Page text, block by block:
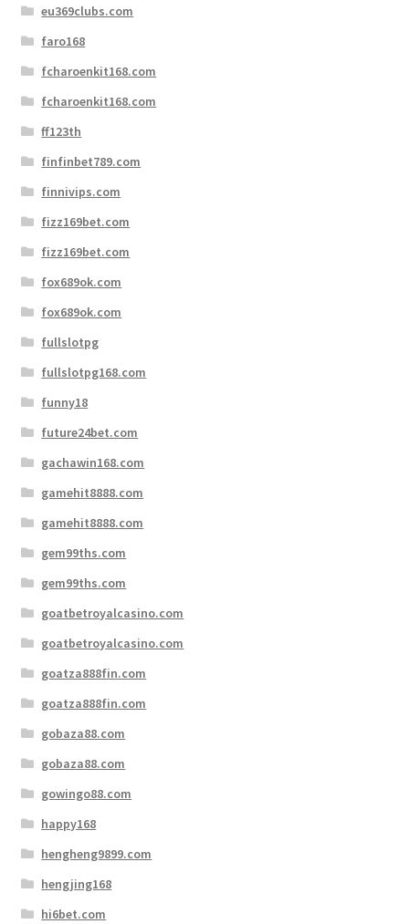
eu369clubs.com
faro168
fcharoenkit168.com
fcharoenkit168.com
ff123th
finfinbet789.com
finnivips.com
fizz169bet.com
fizz169bet.com
fox689ok.com
fox689ok.com
fullslotpg
fullslotpg168.com
funny18
future24bet.com
gachawin168.com
gamehit8888.com
gamehit8888.com
gem99ths.com
gem99ths.com
goatbetroyalcasino.com
goatbetroyalcasino.com
goatza888fin.com
goatza888fin.com
gobaza88.com
gobaza88.com
gowingo88.com
happy168
hengheng9899.com
hengjing168
hi6bet.com